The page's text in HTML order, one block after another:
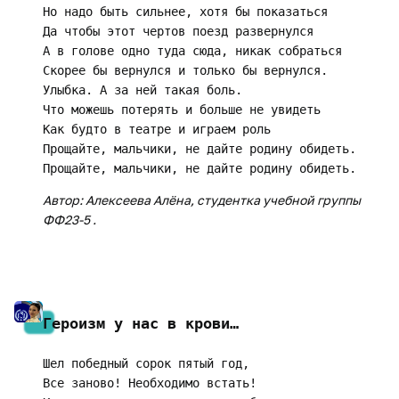
Но надо быть сильнее, хотя бы показаться
Да чтобы этот чертов поезд развернулся
А в голове одно туда сюда, никак собраться
Скорее бы вернулся и только бы вернулся.
Улыбка. А за ней такая боль.
Что можешь потерять и больше не увидеть
Как будто в театре и играем роль
Прощайте, мальчики, не дайте родину обидеть.
Автор: Алексеева Алёна, студентка учебной группы
ФФ23-5 .
Героизм у нас в крови…
Шел победный сорок пятый год,
Все заново! Необходимо встать!